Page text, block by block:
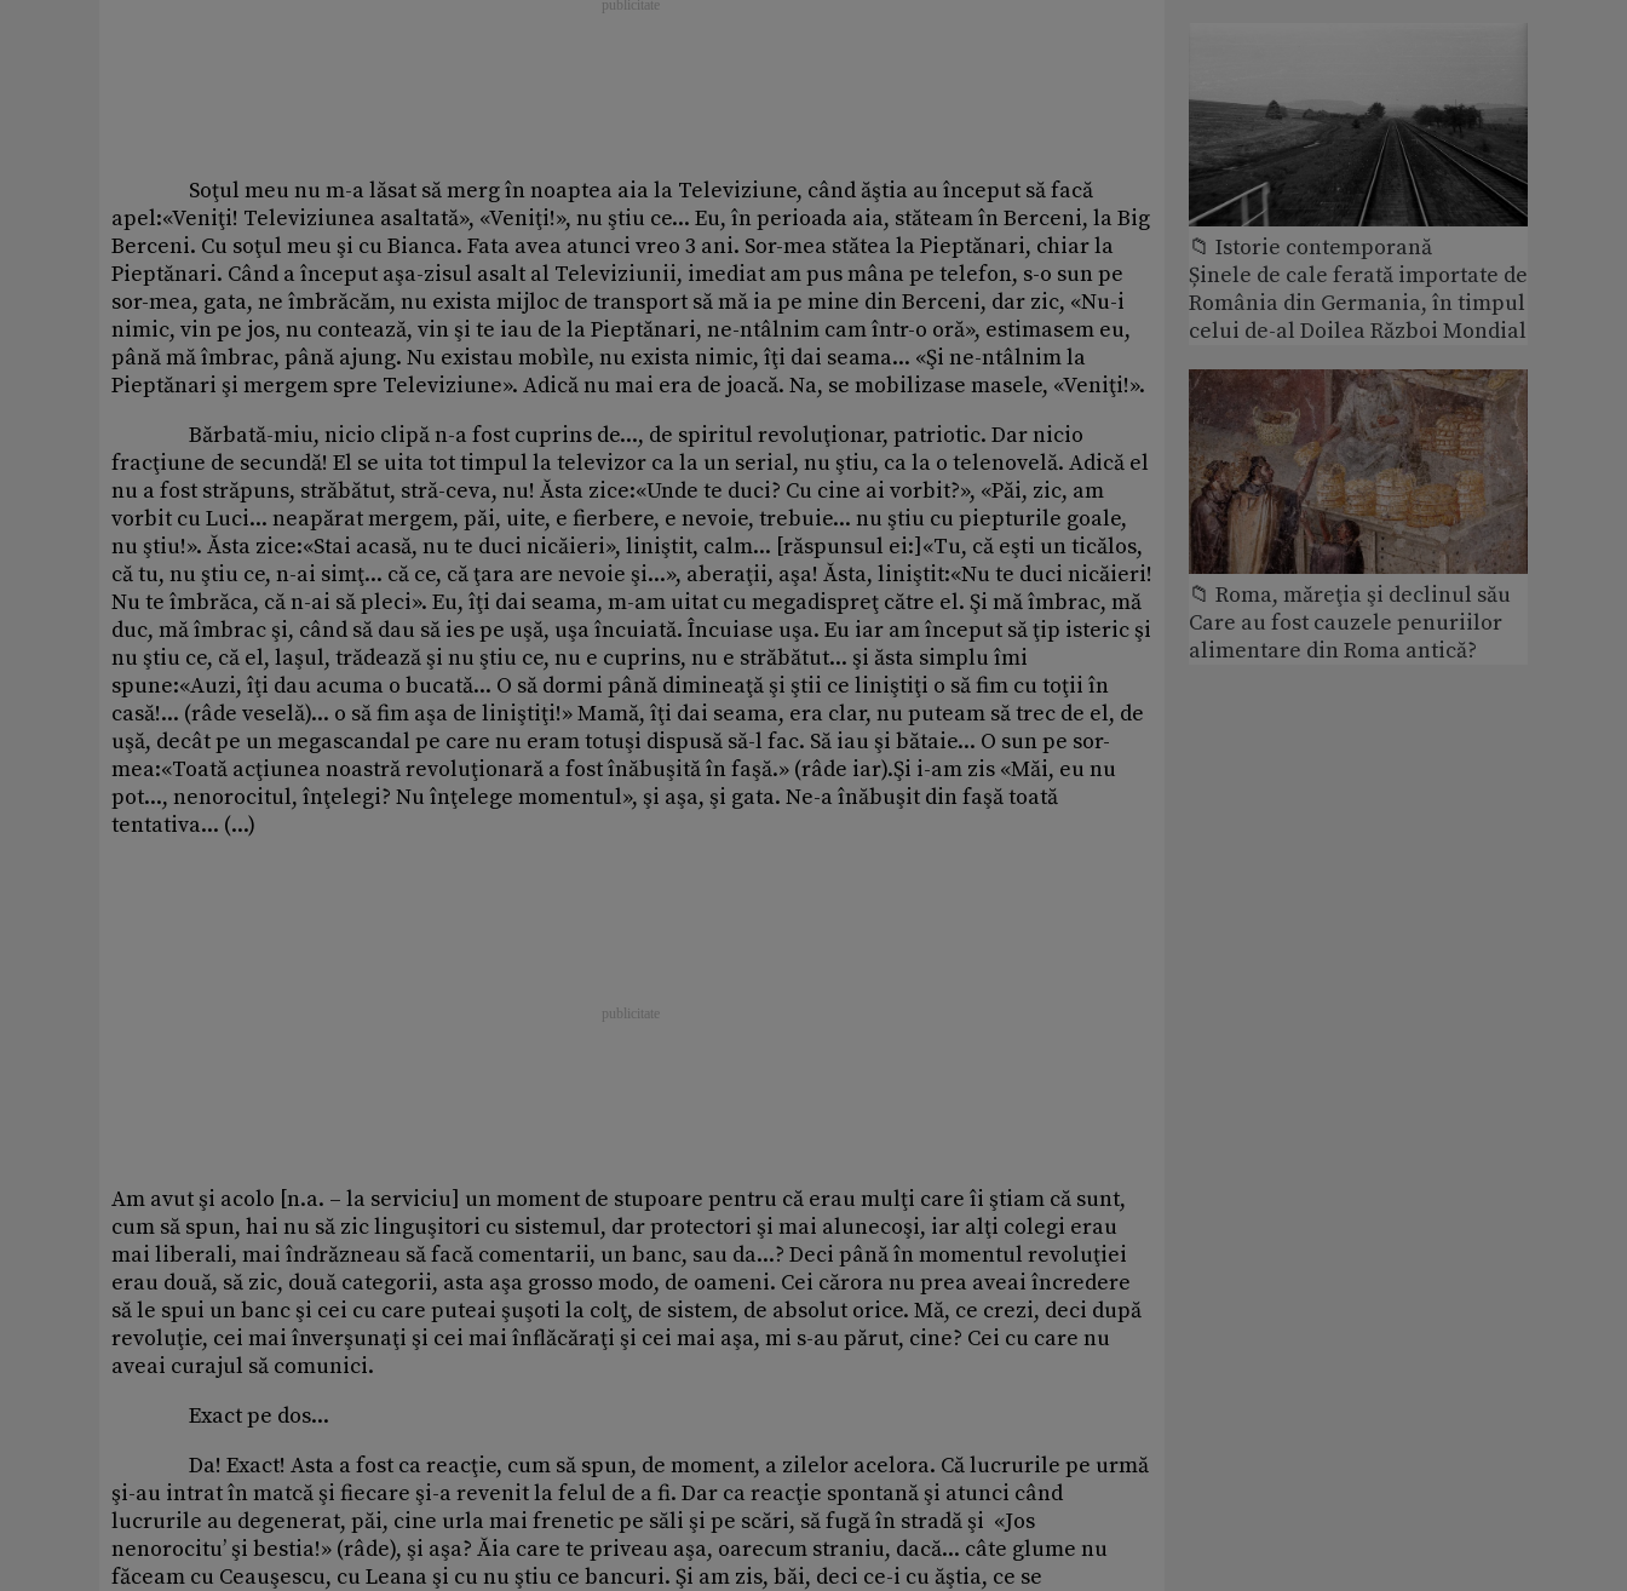
Soţul meu nu m-a lăsat să merg în noaptea aia la Televiziune, când ăştia au început să facă
apel:«Veniţi! Televiziunea asaltată», «Veniţi!», nu ştiu ce... Eu, în perioada aia, stăteam în Berceni, la Big
Berceni. Cu soţul meu şi cu Bianca. Fata avea atunci vreo 3 ani. Sor-mea stătea la Pieptănari, chiar la
Pieptănari. Când a început aşa-zisul asalt al Televiziunii, imediat am pus mâna pe telefon, s-o sun pe
sor-mea, gata, ne îmbrăcăm, nu exista mijloc de transport să mă ia pe mine din Berceni, dar zic, «Nu-i
nimic, vin pe jos, nu contează, vin şi te iau de la Pieptănari, ne-ntâlnim cam într-o oră», estimasem eu,
până mă îmbrac, până ajung. Nu existau mobìle, nu exista nimic, îţi dai seama... «Şi ne-ntâlnim la
Pieptănari şi mergem spre Televiziune». Adică nu mai era de joacă. Na, se mobilizase masele, «Veniţi!».
Bărbată-miu, nicio clipă n-a fost cuprins de..., de spiritul revoluţionar, patriotic. Dar nicio
fracţiune de secundă! El se uita tot timpul la televizor ca la un serial, nu ştiu, ca la o telenovelă. Adică el
nu a fost străpuns, străbătut, stră-ceva, nu! Ăsta zice:«Unde te duci? Cu cine ai vorbit?», «Păi, zic, am
vorbit cu Luci... neapărat mergem, păi, uite, e fierbere, e nevoie, trebuie... nu ştiu cu piepturile goale,
nu ştiu!». Ăsta zice:«Stai acasă, nu te duci nicăieri», liniştit, calm... [răspunsul ei:]«Tu, că eşti un ticălos,
că tu, nu ştiu ce, n-ai simţ... că ce, că ţara are nevoie şi...», aberaţii, aşa! Ăsta, liniştit:«Nu te duci nicăieri!
Nu te îmbrăca, că n-ai să pleci». Eu, îţi dai seama, m-am uitat cu megadispreţ către el. Şi mă îmbrac, mă
duc, mă îmbrac şi, când să dau să ies pe uşă, uşa încuiată. Încuiase uşa. Eu iar am început să ţip isteric şi
nu ştiu ce, că el, laşul, trădează şi nu ştiu ce, nu e cuprins, nu e străbătut... şi ăsta simplu îmi
spune:«Auzi, îţi dau acuma o bucată... O să dormi până dimineaţă şi ştii ce liniştiţi o să fim cu toţii în
casă!... (râde veselă)... o să fim aşa de liniştiţi!» Mamă, îţi dai seama, era clar, nu puteam să trec de el, de
uşă, decât pe un megascandal pe care nu eram totuşi dispusă să-l fac. Să iau şi bătaie... O sun pe sor-
mea:«Toată acţiunea noastră revoluţionară a fost înăbuşită în faşă.» (râde iar).Şi i-am zis «Măi, eu nu
pot..., nenorocitul, înţelegi? Nu înţelege momentul», şi aşa, şi gata. Ne-a înăbuşit din faşă toată
tentativa... (...)
Am avut şi acolo [n.a. – la serviciu] un moment de stupoare pentru că erau mulţi care îi ştiam că sunt,
cum să spun, hai nu să zic linguşitori cu sistemul, dar protectori şi mai alunecoşi, iar alţi colegi erau
mai liberali, mai îndrăzneau să facă comentarii, un banc, sau da...? Deci până în momentul revoluţiei
erau două, să zic, două categorii, asta aşa grosso modo, de oameni. Cei cărora nu prea aveai încredere
să le spui un banc şi cei cu care puteai şuşoti la colţ, de sistem, de absolut orice. Mă, ce crezi, deci după
revoluţie, cei mai înverşunaţi şi cei mai înflăcăraţi şi cei mai aşa, mi s-au părut, cine? Cei cu care nu
aveai curajul să comunici.
Exact pe dos...
Da! Exact! Asta a fost ca reacţie, cum să spun, de moment, a zilelor acelora. Că lucrurile pe urmă
şi-au intrat în matcă şi fiecare şi-a revenit la felul de a fi. Dar ca reacţie spontană şi atunci când
lucrurile au degenerat, păi, cine urla mai frenetic pe săli şi pe scări, să fugă în stradă şi «Jos
nenorocitu’ şi bestia!» (râde), şi aşa? Ăia care te priveau aşa, oarecum straniu, dacă... câte glume nu
făceam cu Ceauşescu, cu Leana şi cu nu ştiu ce bancuri. Şi am zis, băi, deci ce-i cu ăştia, ce se
📁 Istorie contemporană
Șinele de cale ferată importate de
România din Germania, în timpul
celui de-al Doilea Război Mondial
📁 Roma, măreţia şi declinul său
Care au fost cauzele penuriilor
alimentare din Roma antică?